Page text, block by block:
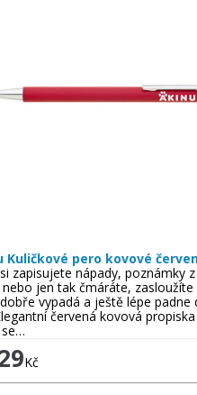
Kuličkové pero kovové
zapisujete nápady, poznámky
jen tak čmáráte, zasloužíte
vypadá a ještě lépe padne
červená kovová
se…
Kč